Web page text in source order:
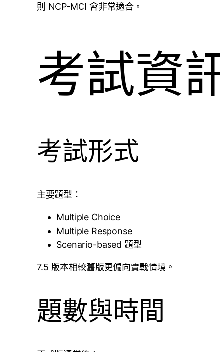
則 NCP-MCI 會非常適合。
考試資
考試形式
主要題型：
Multiple Choice
Multiple Response
Scenario-based 題型
7.5 版本相較舊版更偏向實戰情境。
題數與時間